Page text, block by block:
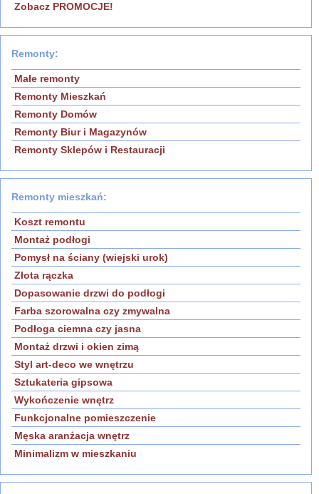
Zobacz PROMOCJE!
Remonty:
Małe remonty
Remonty Mieszkań
Remonty Domów
Remonty Biur i Magazynów
Remonty Sklepów i Restauracji
Remonty mieszkań:
Koszt remontu
Montaż podłogi
Pomysł na ściany (wiejski urok)
Złota rączka
Dopasowanie drzwi do podłogi
Farba szorowalna czy zmywalna
Podłoga ciemna czy jasna
Montaż drzwi i okien zimą
Styl art-deco we wnętrzu
Sztukateria gipsowa
Wykończenie wnętrz
Funkcjonalne pomieszczenie
Męska aranżacja wnętrz
Minimalizm w mieszkaniu